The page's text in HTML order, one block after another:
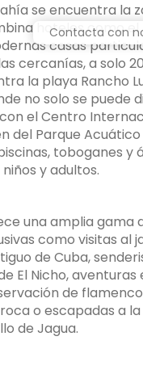
se encuentra la
hoteles como el
casas
cercanías, a solo
la playa Rancho
no solo se puede
el Centro
del Parque
toboganes y
y adultos.
una amplia gama
como visitas al
de Cuba,
El Nicho, aventuras
de
o escapadas a
de Jagua.
Contacta con